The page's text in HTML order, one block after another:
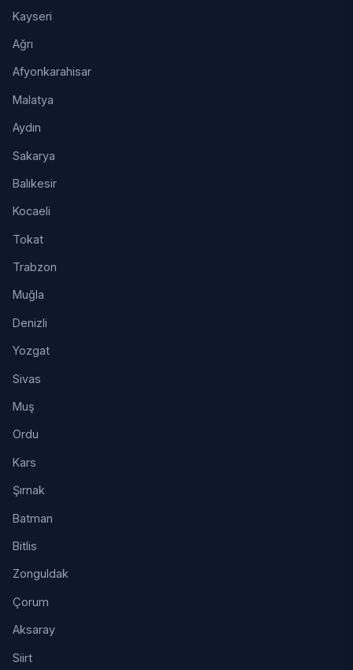
Kayseri
Ağrı
Afyonkarahisar
Malatya
Aydın
Sakarya
Balıkesir
Kocaeli
Tokat
Trabzon
Muğla
Denizli
Yozgat
Sivas
Muş
Ordu
Kars
Şırnak
Batman
Bitlis
Zonguldak
Çorum
Aksaray
Siirt